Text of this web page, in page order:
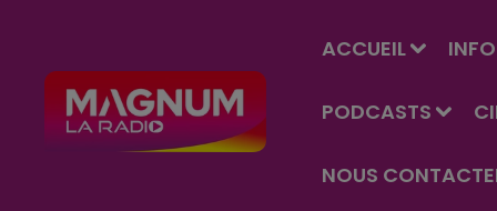
ACCUEIL
PODCASTS
NOUS